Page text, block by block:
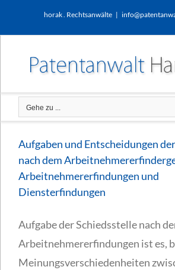
horak . Rechtsanwälte |
Gehe zu ...
Aufgaben und Entscheidungen
nach dem
Arbeitnehmererfindungen und
Diensterfindungen
Aufgabe der Schiedsstelle nach
Arbeitnehmererfindungen ist es,
Meinungsverschiedenheiten